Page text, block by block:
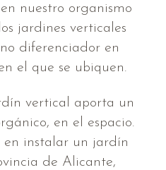
nuestro organismo
jardines verticales
diferenciador en
el que se ubiquen.
vertical aporta un
en el espacio.
en instalar un jardín
de Alicante,